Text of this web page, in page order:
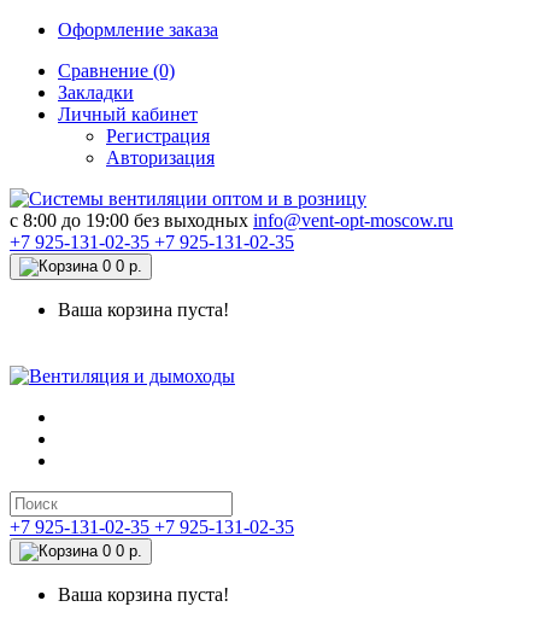
Оформление заказа
Сравнение (0)
Закладки
Личный кабинет
Регистрация
Авторизация
c 8:00 до 19:00 без выходных info@vent-opt-moscow.ru
+7 925-131-02-35 +7 925-131-02-35
0 0 р.
Ваша корзина пуста!
+7 925-131-02-35 +7 925-131-02-35
0 0 р.
Ваша корзина пуста!